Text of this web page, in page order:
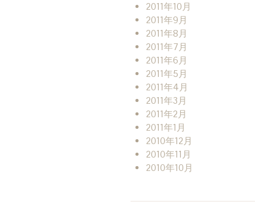
2011年10月
2011年9月
2011年8月
2011年7月
2011年6月
2011年5月
2011年4月
2011年3月
2011年2月
2011年1月
2010年12月
2010年11月
2010年10月